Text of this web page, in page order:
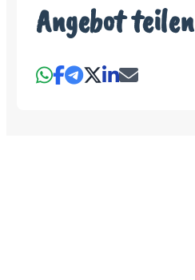
Angebot teilen